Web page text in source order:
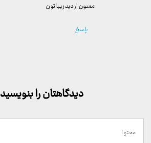
ممنون از دید زیبا تون
پاسخ
دیدگاهتان را بنویسید